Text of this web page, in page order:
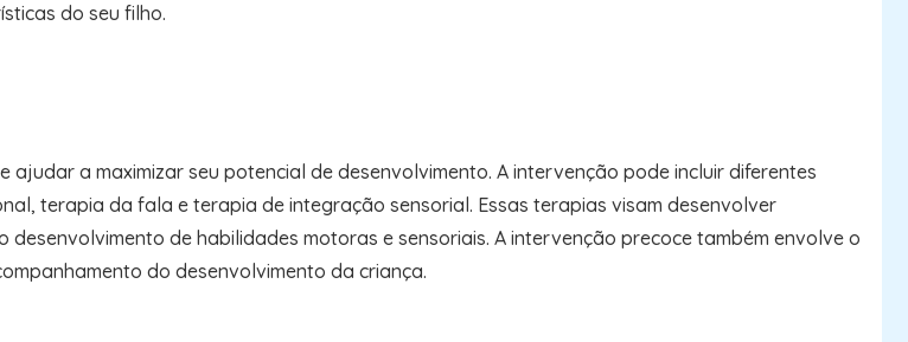
do seu filho.
a maximizar seu potencial de desenvolvimento. A intervenção pode incluir diferentes
terapia da fala e terapia de integração sensorial. Essas terapias visam desenvolver
de habilidades motoras e sensoriais. A intervenção precoce também envolve o
do desenvolvimento da criança.